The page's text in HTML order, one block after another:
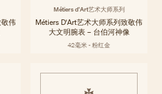
伟
Métiers d'Art艺术大师系列
Métiers D'Art艺术大师系列致敬伟
大文明腕表 – 台伯河神像
42毫米 - 粉红金